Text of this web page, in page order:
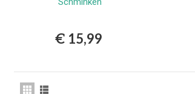
Bestellen
€ 15,99